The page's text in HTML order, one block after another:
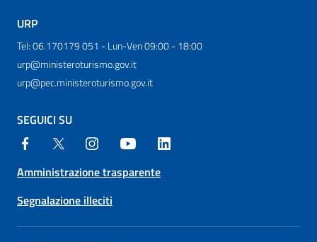
URP
Tel: 06.170179 051 - Lun-Ven 09:00 - 18:00
urp@ministeroturismo.gov.it
urp@pec.ministeroturismo.gov.it
SEGUICI SU
Amministrazione trasparente
Segnalazione illeciti